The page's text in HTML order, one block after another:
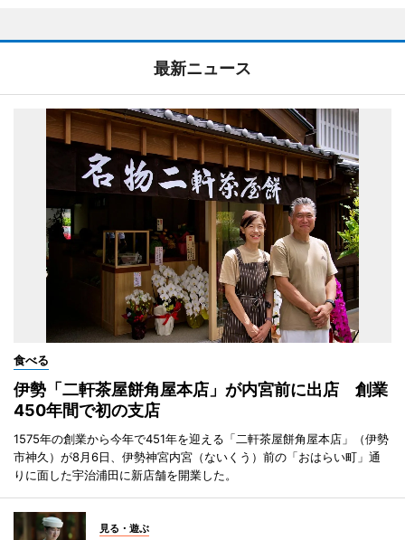
最新ニュース
食べる
伊勢「二軒茶屋餅角屋本店」が内宮前に出店 創業
450年間で初の支店
1575年の創業から今年で451年を迎える「二軒茶屋餅角屋本店」（伊勢
市神久）が8月6日、伊勢神宮内宮（ないくう）前の「おはらい町」通
りに面した宇治浦田に新店舗を開業した。
見る・遊ぶ